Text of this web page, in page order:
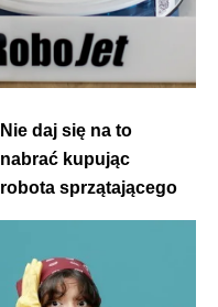
Nie daj się na to
nabrać kupując
robota sprzątającego